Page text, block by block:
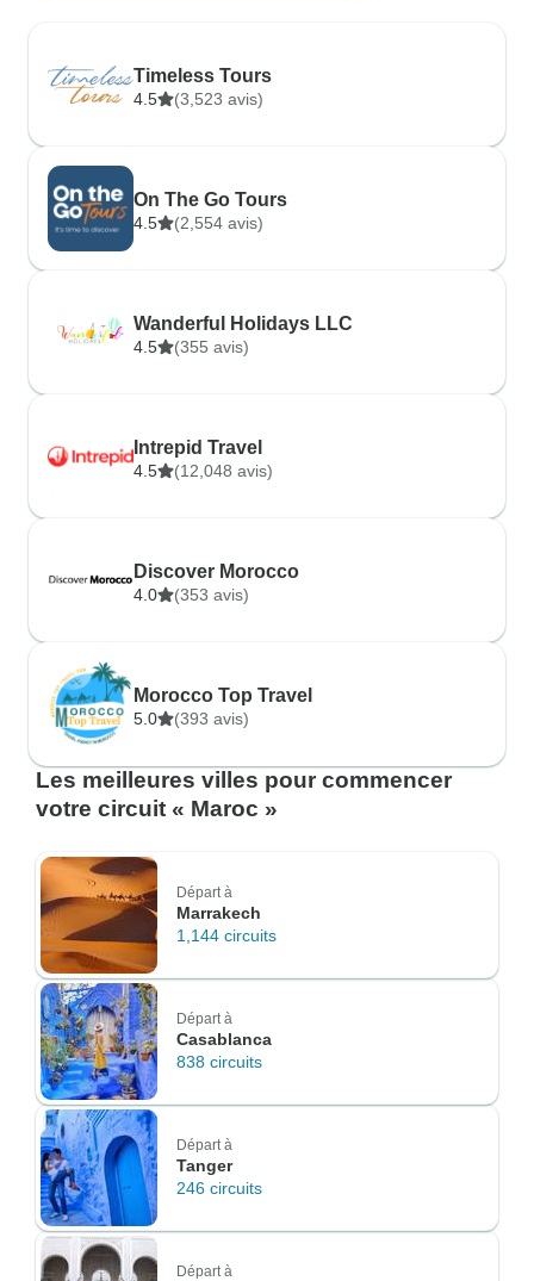
Timeless Tours
4.5 (3,523 avis)
On The Go Tours
4.5 (2,554 avis)
Wanderful Holidays LLC
4.5 (355 avis)
Intrepid Travel
4.5 (12,048 avis)
Discover Morocco
4.0 (353 avis)
Morocco Top Travel
5.0 (393 avis)
Les meilleures villes pour commencer
votre circuit « Maroc »
Départ à
Marrakech
1,144 circuits
Départ à
Casablanca
838 circuits
Départ à
Tanger
246 circuits
Départ à